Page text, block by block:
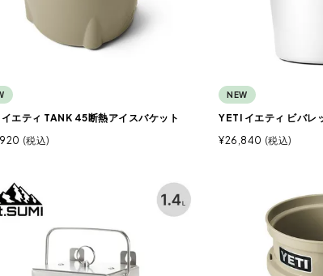
エティ TANK 45断熱アイスバケット
税込
NEW
YETI イエティ ビバレ
¥26,840 税込